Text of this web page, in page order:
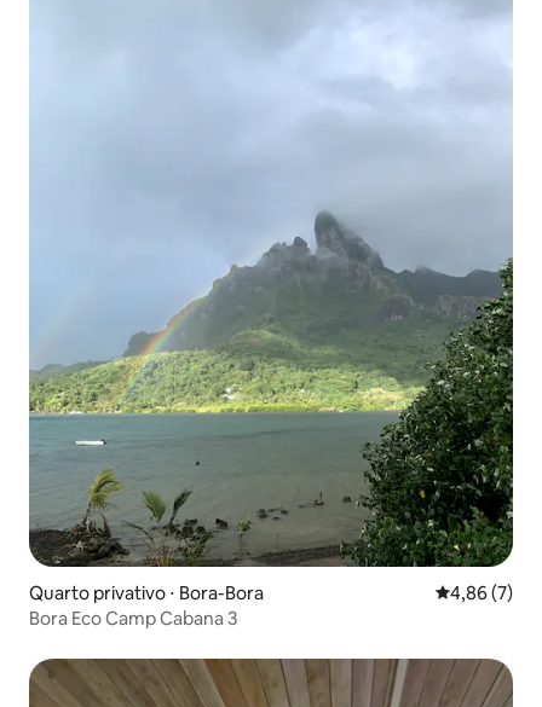
Quarto privativo ⋅ Bora-Bora 4,86 de uma
4,86 (7)
Bora Eco Camp Cabana 3